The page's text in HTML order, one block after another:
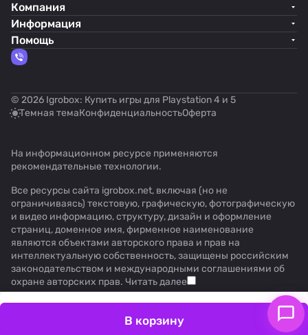
В корзину
Компания
Информация
Помощь
© 2026 Igrobox: Купить игры для Playstation 4 и 5
Темная темаКонфиденциальностьОферта
На информационном ресурсе применяются
рекомендательные технологии.
Все ресурсы сайта igrobox.net, включая (но не
ограничиваясь) текстовую, графическую, фотографическую
и видео информацию, структуру, дизайн и оформление
страниц, доменное имя, фирменное наименование
являются объектами авторского права и прав на
интеллектуальную собственность, защищены российским
законодательством и международными соглашениями об
охране авторских прав. Читать далее